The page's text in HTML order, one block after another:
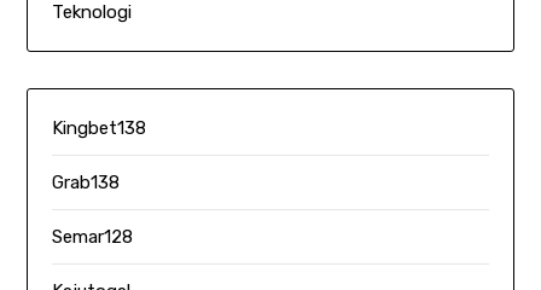
Teknologi
Kingbet138
Grab138
Semar128